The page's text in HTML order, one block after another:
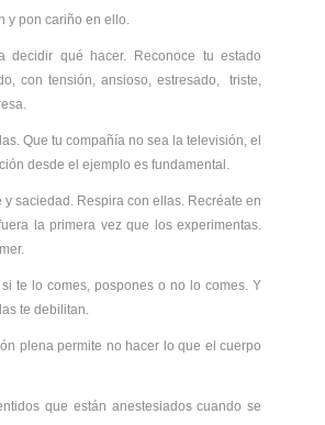
y pon cariño en ello.
decidir qué hacer. Reconoce tu estado
con tensión, ansioso, estresado, triste,
Que tu compañía no sea la televisión, el
desde el ejemplo es fundamental.
saciedad. Respira con ellas. Recréate en
la primera vez que los experimentas.
si te lo comes, pospones o no lo comes. Y
te debilitan.
plena permite no hacer lo que el cuerpo
que están anestesiados cuando se